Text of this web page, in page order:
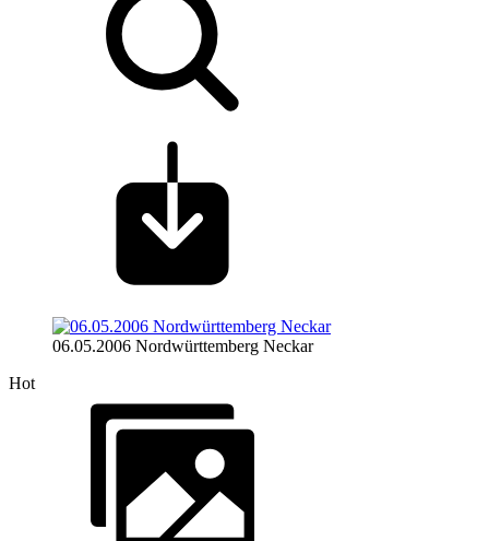
06.05.2006 Nordwürttemberg Neckar
Hot